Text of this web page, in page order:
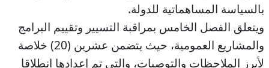
بالسياسة المساهماتية للدولة.
ويتعلق الفصل الخامس بمراقبة التسيير وتقييم البرامج
والمشاريع العمومية، حيث يتضمن عشرين (20) خلاصة
لأبرز الملاحظات والتوصيات، والتي تم إعدادها انطلاقا